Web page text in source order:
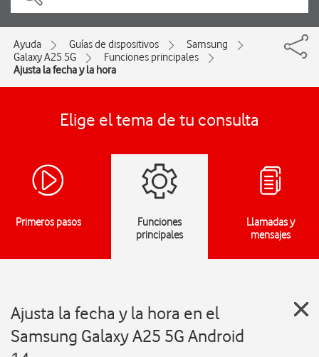
Ayuda Guías de dispositivos
Samsung
Galaxy A25 5G
Funciones principales
Ajusta la fecha y la hora
Elige el tema de tu consulta
Primeros pasos
Funciones
principales
Llamadas y
mensajes
Ajusta la fecha y la hora en el
Samsung Galaxy A25 5G Android